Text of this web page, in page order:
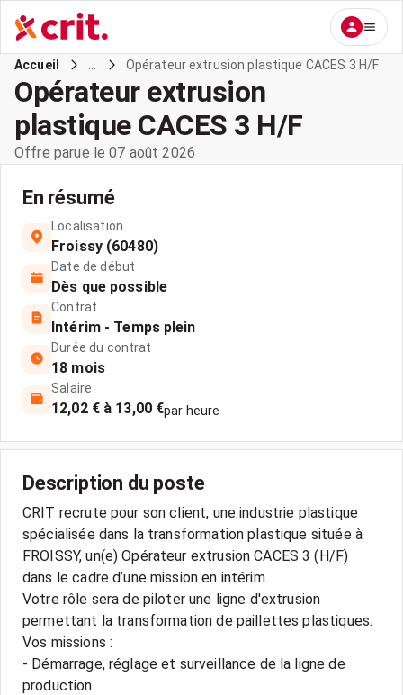
Accueil Opérateur extrusion plastique CACES 3 H/F
Opérateur extrusion
plastique CACES 3 H/F
Offre parue le 07 août 2026
En résumé
Localisation
Froissy (60480)
Date de début
Dès que possible
Contrat
Intérim - Temps plein
Durée du contrat
18 mois
Salaire
12,02 € à 13,00 €par heure
Description du poste
CRIT recrute pour son client, une industrie plastique
spécialisée dans la transformation plastique située à
FROISSY, un(e) Opérateur extrusion CACES 3 (H/F)
dans le cadre d’une mission en intérim.
Votre rôle sera de piloter une ligne d'extrusion
permettant la transformation de paillettes plastiques.
Vos missions :
- Démarrage, réglage et surveillance de la ligne de
production